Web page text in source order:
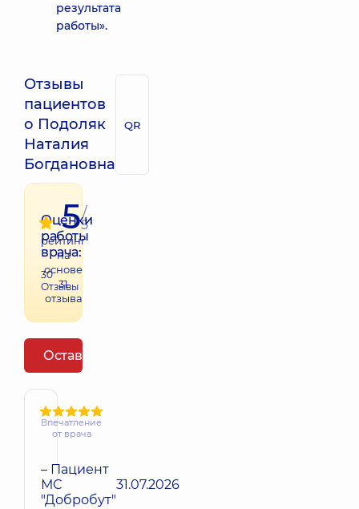
результата
работы».
Отзывы
пациентов
о Подоляк
Наталия
Богдановна
QR
Оценки
работы
врача:
30
Отзывы
5/
5
рейтинг
на
основе
31
отзыва
Оставить отзыв
Впечатление
от врача
– Пациент
МС
"Добробут"
31.07.2026